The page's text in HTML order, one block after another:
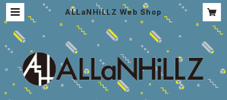
ALLaNHiLLZ Web Shop